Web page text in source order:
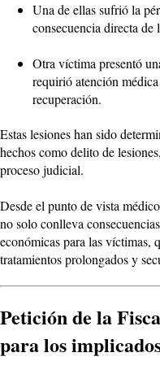
Una de ellas sufrió la
consecuencia directa de
Otra víctima presentó
requirió atención
recuperación.
Estas lesiones han sido
hechos como delito de
proceso judicial.
Desde el punto de vista
no solo conlleva
económicas para las víctimas,
tratamientos prolongados y
Petición de la
para los